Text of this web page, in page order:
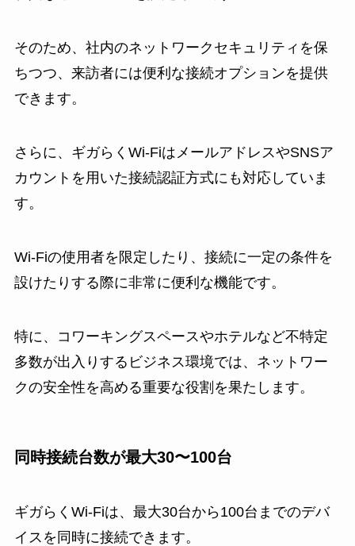
そのため、社内のネットワークセキュリティを保
ちつつ、来訪者には便利な接続オプションを提供
できます。
さらに、ギガらくWi-FiはメールアドレスやSNSア
カウントを用いた接続認証方式にも対応していま
す。
Wi-Fiの使用者を限定したり、接続に一定の条件を
設けたりする際に非常に便利な機能です。
特に、コワーキングスペースやホテルなど不特定
多数が出入りするビジネス環境では、ネットワー
クの安全性を高める重要な役割を果たします。
同時接続台数が最大30〜100台
ギガらくWi-Fiは、最大30台から100台までのデバ
イスを同時に接続できます。